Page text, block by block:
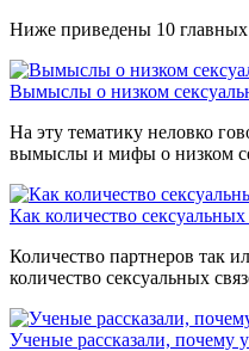
Ниже приведены 10
Вымыслы о низком
На эту тематику неловко
вымыслы и мифы о низком
Как количество
Количество партнеров так
количество сексуальных
Ученые рассказали, почему